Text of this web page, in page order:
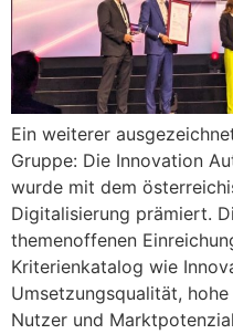
Ein weiterer
Gruppe: Die Innovation
wurde mit dem
Digitalisierung prämiert.
themenoffenen
Kriterienkatalog wie
Umsetzungsqualität,
Nutzer und